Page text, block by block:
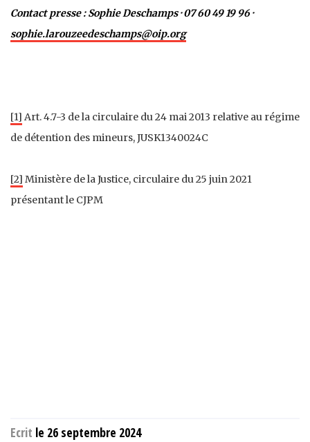
Contact presse : Sophie Deschamps· 07 60 49 19 96 ·
sophie.larouzeedeschamps@oip.org
[1] Art. 4.7-3 de la circulaire du 24 mai 2013 relative au régime
de détention des mineurs, JUSK1340024C
[2] Ministère de la Justice, circulaire du 25 juin 2021
présentant le CJPM
Ecrit le 26 septembre 2024